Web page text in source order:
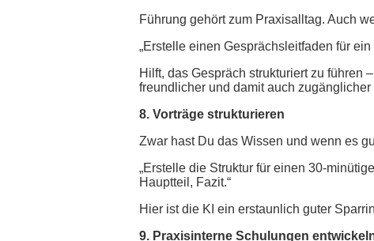
Führung gehört zum Praxisalltag. Auch
„Erstelle einen Gesprächsleitfaden für
Hilft, das Gespräch strukturiert zu führen
freundlicher und damit auch
8. Vorträge strukturieren
Zwar hast Du das Wissen und wenn es
„Erstelle die Struktur für einen 30-
Hauptteil, Fazit.“
Hier ist die KI ein erstaunlich guter
9. Praxisinterne Schulungen